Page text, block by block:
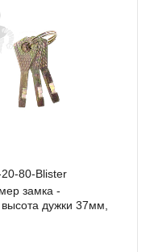
80-Blister
замка -
дужки 37мм,